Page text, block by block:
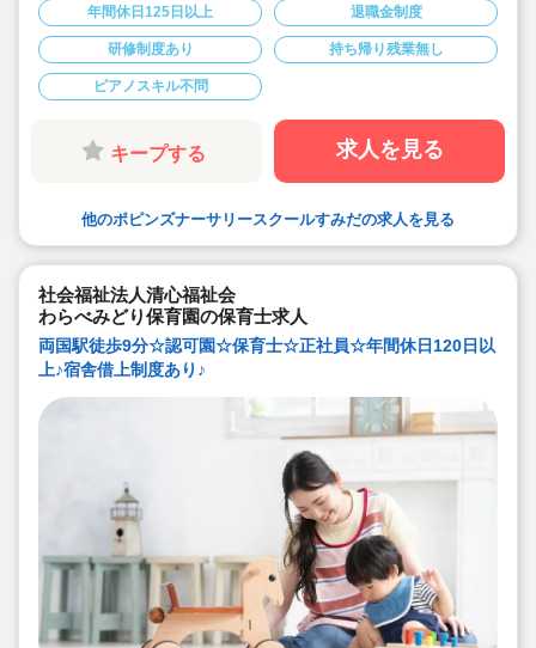
のお子様の個性を伸ばすことを大切にされております。
◎週休2日制、年間休日125日とプライベートとも両立し
やすい♪
◎宿舎借上げ制度利用あります。
（社宅は火災保険料と引っ越し代以外はすべて法人様が
初期費用を負担）
◎連絡帳は全てタブレットで記載します
◎月の残業時間平均7時間以内。（残業代支給）持ち帰り
◎長期休暇も取得可能
◎福利厚生面、研修等も充実しており安心してご勤務頂
す！
年間休日125日以上 退職金制度
研修制度あり 持ち帰り残業無し
ピアノスキル不問
キープする 求人を見る
他のポピンズナーサリースクールすみだの求人を見る
社会福祉法人清心福祉会
わらべみどり保育園の保育士求人
両国駅徒歩9分☆認可園☆保育士☆正社員☆年間休日120日以
上♪宿舎借上制度あり♪